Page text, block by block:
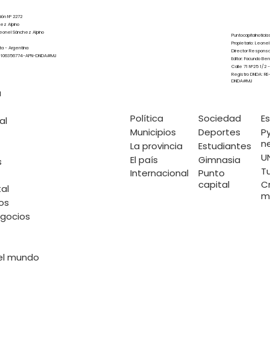
N° 2272
Alpino
Sánchez Alpino
- Argentina
APN-DNDA#MJ
mundo
Propietario:
Director
Editor: Facundo
Calle 71 N°25 1/2
Registro DNDA:
DNDA#MJ
Política
Municipios
La provincia
El país
Internacional
Sociedad
Deportes
Estudiantes
Gimnasia
Punto
capital